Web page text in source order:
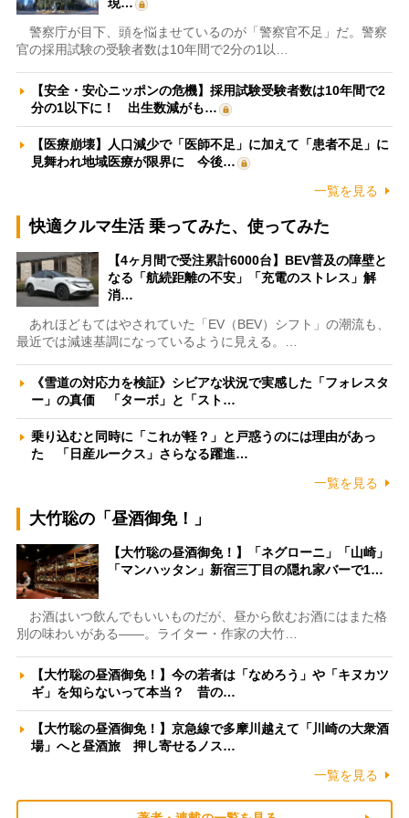
現…
警察庁が目下、頭を悩ませているのが「警察官不足」だ。警察
官の採用試験の受験者数は10年間で2分の1以…
【安全・安心ニッポンの危機】採用試験受験者数は10年間で2
分の1以下に！ 出生数減がも…
【医療崩壊】人口減少で「医師不足」に加えて「患者不足」に
見舞われ地域医療が限界に 今後…
一覧を見る
快適クルマ生活 乗ってみた、使ってみた
【4ヶ月間で受注累計6000台】BEV普及の障壁と
なる「航続距離の不安」「充電のストレス」解
消…
あれほどもてはやされていた「EV（BEV）シフト」の潮流も、
最近では減速基調になっているように見える。…
《雪道の対応力を検証》シビアな状況で実感した「フォレスタ
ー」の真価 「ターボ」と「スト…
乗り込むと同時に「これが軽？」と戸惑うのには理由があっ
た 「日産ルークス」さらなる躍進…
一覧を見る
大竹聡の「昼酒御免！」
【大竹聡の昼酒御免！】「ネグローニ」「山崎」
「マンハッタン」新宿三丁目の隠れ家バーで1…
お酒はいつ飲んでもいいものだが、昼から飲むお酒にはまた格
別の味わいがある――。ライター・作家の大竹…
【大竹聡の昼酒御免！】今の若者は「なめろう」や「キヌカツ
ギ」を知らないって本当？ 昔の…
【大竹聡の昼酒御免！】京急線で多摩川越えて「川崎の大衆酒
場」へと昼酒旅 押し寄せるノス…
一覧を見る